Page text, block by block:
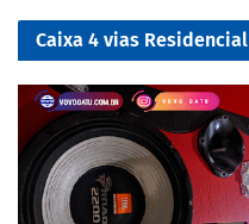
Caixa 4 vias Residencial